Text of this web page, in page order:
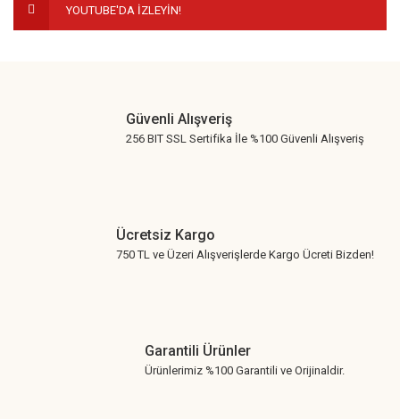
YOUTUBE'DA İZLEYİN!
Güvenli Alışveriş
256 BIT SSL Sertifika İle %100 Güvenli Alışveriş
Ücretsiz Kargo
750 TL ve Üzeri Alışverişlerde Kargo Ücreti Bizden!
Garantili Ürünler
Ürünlerimiz %100 Garantili ve Orijinaldir.